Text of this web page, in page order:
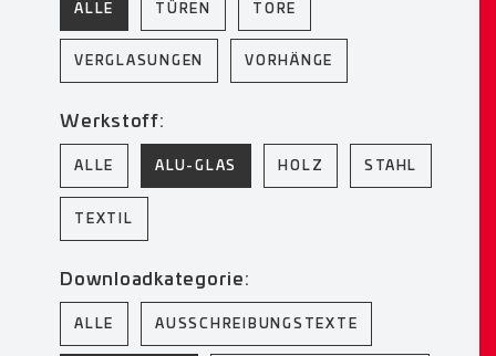
ALLE TÜREN TORE
VERGLASUNGEN VORHÄNGE
Werkstoff:
ALLE ALU-GLAS HOLZ STAHL
TEXTIL
Downloadkategorie:
ALLE AUSSCHREIBUNGSTEXTE